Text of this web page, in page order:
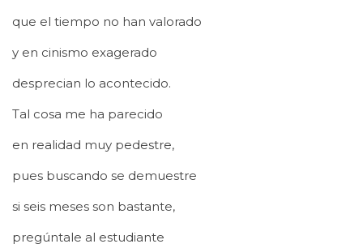
que el tiempo no han valorado
y en cinismo exagerado
desprecian lo acontecido.
Tal cosa me ha parecido
en realidad muy pedestre,
pues buscando se demuestre
si seis meses son bastante,
pregúntale al estudiante